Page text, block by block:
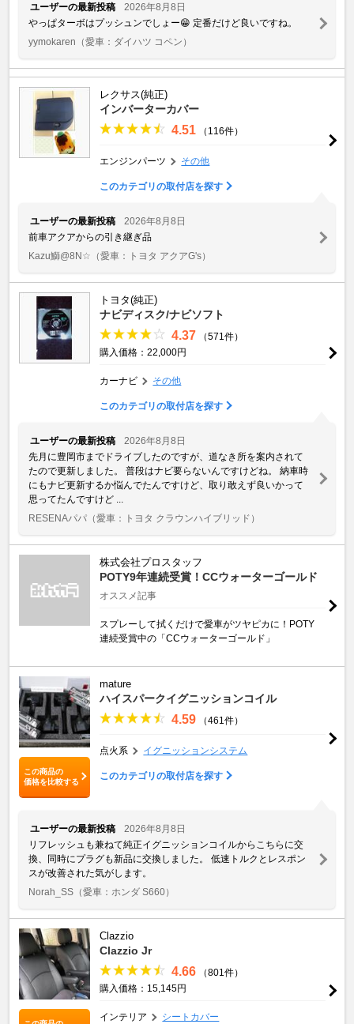
ユーザーの最新投稿
2026年8月8日
やっぱターボはプッシュンでしょー😁 定番だけど良いですね。
yymokaren （愛車：ダイハツ コペン）
レクサス(純正)
インバーターカバー
4.51 （116件）
エンジンパーツ その他
このカテゴリの取付店を探す
ユーザーの最新投稿
2026年8月8日
前車アクアからの引き継ぎ品
Kazu鰤@8N☆ （愛車：トヨタ アクアG's）
トヨタ(純正)
ナビディスク/ナビソフト
4.37
（571件）
購入価格：22,000円
カーナビ その他
このカテゴリの取付店を探す
ユーザーの最新投稿
2026年8月8日
先月に豊岡市までドライブしたのですが、道なき所を案内されて
たので更新しました。 普段はナビ要らないんですけどね。 納車時
にもナビ更新するか悩んでたんですけど、取り敢えず良いかって
思ってたんですけど ...
RESENAパパ （愛車：トヨタ クラウンハイブリッド）
株式会社プロスタッフ
POTY9年連続受賞！CCウォーターゴールド
オススメ記事
スプレーして拭くだけで愛車がツヤピカに！POTY
連続受賞中の「CCウォーターゴールド」
この商品の
価格を比較する
mature
ハイスパークイグニッションコイル
4.59 （461件）
点火系 イグニッションシステム
このカテゴリの取付店を探す
ユーザーの最新投稿
2026年8月8日
リフレッシュも兼ねて純正イグニッションコイルからこちらに交
換、同時にプラグも新品に交換しました。 低速トルクとレスポン
スが改善された気がします。
Norah_SS （愛車：ホンダ S660）
Clazzio
Clazzio Jr
4.66
（801件）
購入価格：15,145円
インテリア シートカバー